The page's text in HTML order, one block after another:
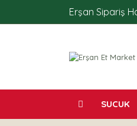
Erşan Sipariş
SUCUK